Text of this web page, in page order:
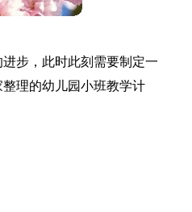
步，此时此刻需要制定一
理的幼儿园小班教学计